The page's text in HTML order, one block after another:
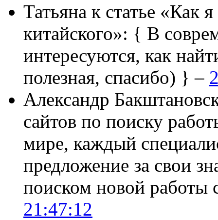
Татьяна к статье «Как
китайского»: { В
интересуются, как
полезная, спасибо) } –
Александр
сайтов по поиску
мире, каждый
предложение за свои
поиском новой
21:47:12